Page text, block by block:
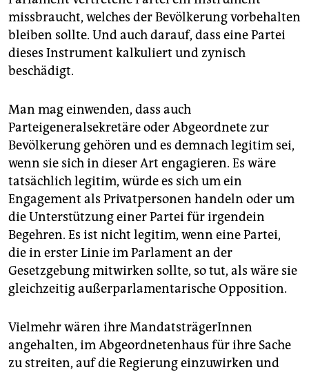
missbraucht, welches der Bevölkerung vorbehalten
bleiben sollte. Und auch darauf, dass eine Partei
dieses Instrument kalkuliert und zynisch
beschädigt.
Man mag einwenden, dass auch
Parteigeneralsekretäre oder Abgeordnete zur
Bevölkerung gehören und es demnach legitim sei,
wenn sie sich in dieser Art engagieren. Es wäre
tatsächlich legitim, würde es sich um ein
Engagement als Privatpersonen handeln oder um
die Unterstützung einer Partei für irgendein
Begehren. Es ist nicht legitim, wenn eine Partei,
die in erster Linie im Parlament an der
Gesetzgebung mitwirken sollte, so tut, als wäre sie
gleichzeitig außerparlamentarische Opposition.
Vielmehr wären ihre MandatsträgerInnen
angehalten, im Abgeordnetenhaus für ihre Sache
zu streiten, auf die Regierung einzuwirken und